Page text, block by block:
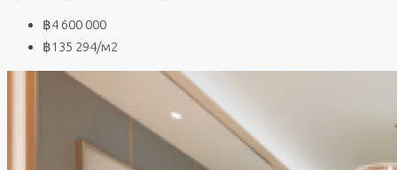
฿4 600 000
฿135 294/м2